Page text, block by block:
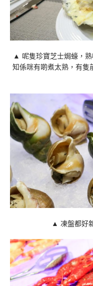
▲ 呢隻珍寶芝士焗蠔，
知係咪有啲煮太熟，有
▲ 凍盤都好